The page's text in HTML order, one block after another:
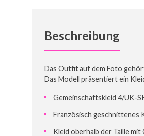
Beschreibung
Das Outfit auf dem Foto
Das Modell präsentiert ein
Gemeinschaftskleid 4/UK-
Französisch geschnittenes
Kleid oberhalb der Taille mit